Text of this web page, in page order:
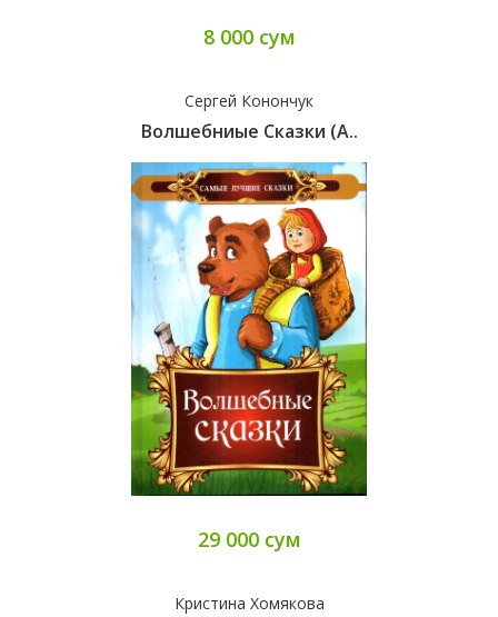
8 000 сум
Сергей Конончук
Волшебниые Сказки (А..
29 000 сум
Кристина Хомякова